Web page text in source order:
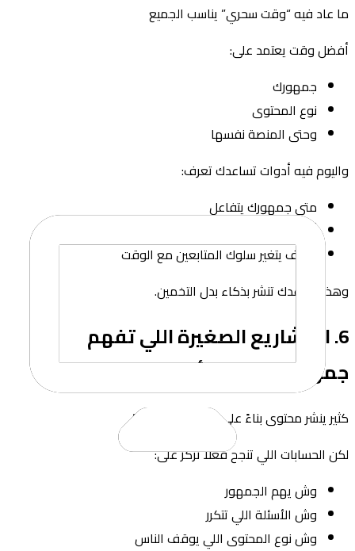
ما عاد فيه “وقت سحري” يناسب الجميع
أفضل وقت يعتمد على:
جمهورك
نوع المحتوى
وحتى المنصة نفسها
واليوم فيه أدوات تساعدك تعرف:
متى جمهورك يتفاعل
أي نوع محتوى ينجح أكثر
وكيف يتغير سلوك المتابعين مع الوقت
وهذا يساعدك تنشر بذكاء بدل التخمين.
6. المشاريع الصغيرة اللي تفهم
جمهورها تكسب أسرع
كثير ينشر محتوى بناءً على “وش يعجبه هو”
لكن الحسابات اللي تنجح فعلًا تركز على:
وش يهم الجمهور
وش الأسئلة اللي تتكرر
وش نوع المحتوى اللي يوقف الناس